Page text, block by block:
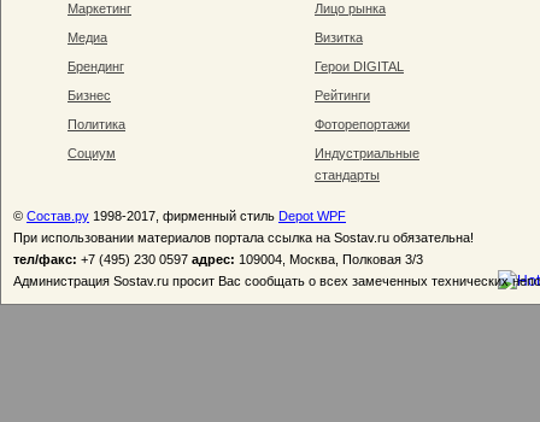
Маркетинг
Медиа
Брендинг
Бизнес
Политика
Социум
Лицо рынка
Визитка
Герои DIGITAL
Рейтинги
Фоторепортажи
Индустриальные
стандарты
© Состав.ру 1998-2017, фирменный стиль Depot WPF
При использовании материалов портала ссылка на Sostav.ru обязательна!
тел/факс: +7 (495) 230 0597 адрес: 109004, Москва, Полковая 3/3
Администрация Sostav.ru просит Вас сообщать о всех замеченных технических